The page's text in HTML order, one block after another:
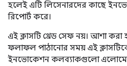
হলেই এটি লিসেনারদের কাছে
রিপোর্ট করে।
এই ক্লাসটি থ্রেড সেফ নয়। আশা করা
ফলাফল পাঠানোর সময় এই
ইনভোকেশন কলব্যাকগুলো